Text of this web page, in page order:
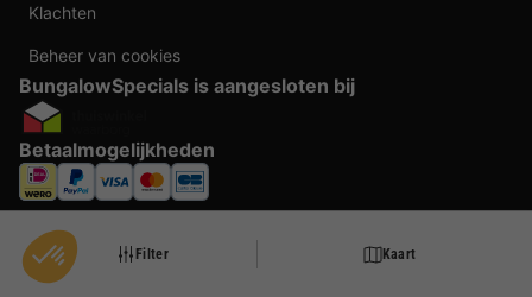
Filter Kaart
Klachten
Beheer van cookies
BungalowSpecials is aangesloten bij
Betaalmogelijkheden